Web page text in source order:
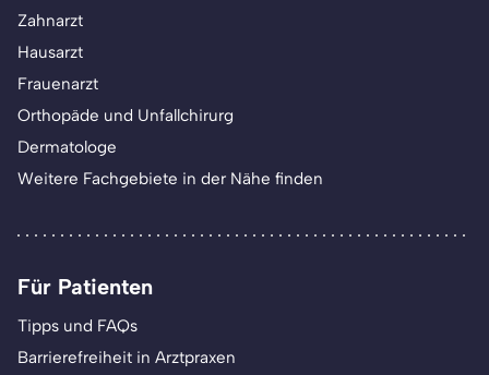
Zahnarzt
Hausarzt
Frauenarzt
Orthopäde und Unfallchirurg
Dermatologe
Weitere Fachgebiete in der Nähe finden
Für Patienten
Tipps und FAQs
Barrierefreiheit in Arztpraxen